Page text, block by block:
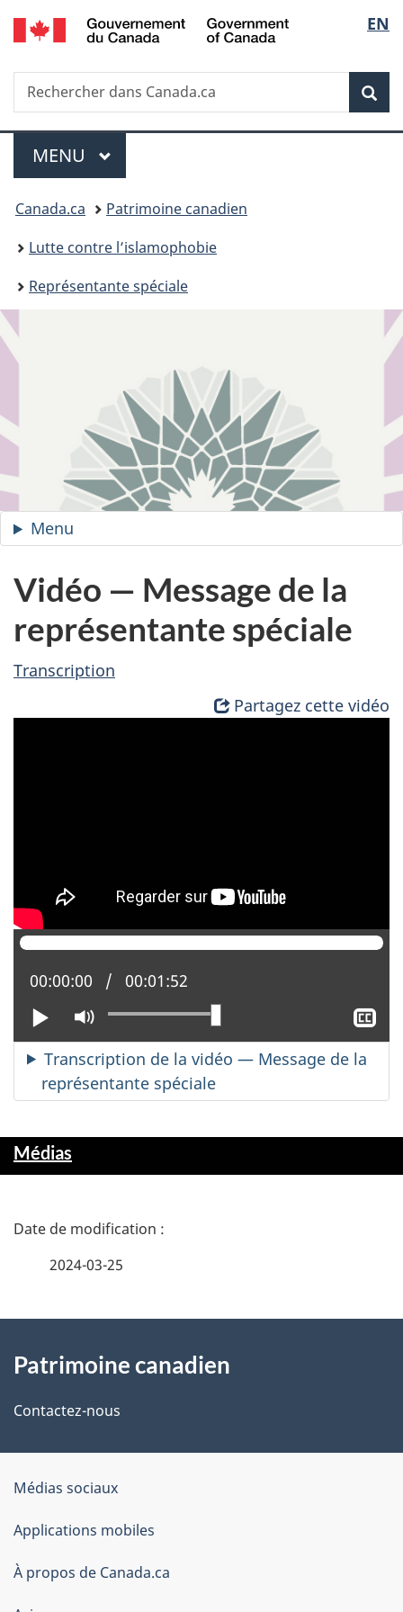
Passer
au
principal
Passer
à
Au
du
Passer
à
version
simplifiée
de
la
EN
Recherche
Rechercher
dans
Menu
MENU PRINCIPAL
Vous
êtes
ici :
Canada.ca
Patrimoine canadien
Lutte contre l’islamophobie
Représentante spéciale
Menu
du
site
—
La
lutte
l’islamophobie
Canada
Vidéo — Message de la
représentante spéciale
Transcription
Partagez cette vidéo
Lire
Activer
le
mode
muet
Position actuelle :
00:00:00 Temps total :
00:01:52
le
Transcription de la vidéo — Message de la
représentante spéciale
Médias
D
i
l
s
d
e
l
2024-03-25
propos
de
ce
site
Patrimoine canadien
Contactez-nous
Organisation
du
gouvernement
du
Canada
Médias sociaux
Applications mobiles
À propos de Canada.ca